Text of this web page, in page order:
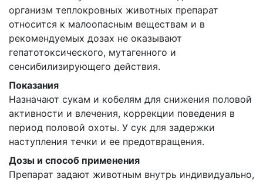
организм теплокровных животных препарат
относится к малоопасным веществам и в
рекомендуемых дозах не оказывают
гепатотоксического, мутагенного и
сенсибилизирующего действия.
Показания
Назначают сукам и кобелям для снижения половой
активности и влечения, коррекции поведения в
период половой охоты. У сук для задержки
наступления течки и ее предотвращения.
Дозы и способ применения
Препарат задают животным внутрь индивидуально,